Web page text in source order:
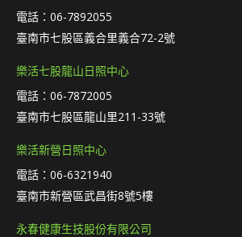
電話：06-7892055
臺南市七股區義合里義合72-2號
樂活七股龍山日照中心
電話：06-7872005
臺南市七股區龍山里211-33號
樂活新營日照中心
電話：06-6321940
臺南市新營區武昌街8號5樓
永春健康生技股份有限公司